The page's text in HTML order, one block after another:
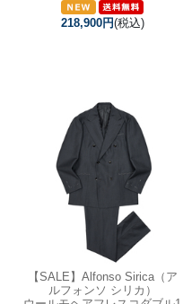
218,900円(税込)
【SALE】 Alfonso Sirica（ア
ルフォンソ シリカ）